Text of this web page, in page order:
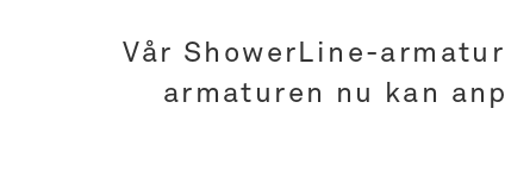
Vår ShowerLine-
armaturen nu kan